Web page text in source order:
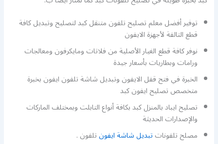
توفير أفضل معلم تصليح تلفون متنقل كبد لتصليح وتبديل كافة
قطع التالفة لأجهزة الايفون
نوفر كافة قطع الغيار الأصلية من فلاتات ومايكرفون ومعالجات
ورامات وبطاريات بأسعار جيدة
الخبرة في فتح قفل الايفون وتبديل شاشة تلفون ايفون بخبرة
متخصص تصليح ايفون كبد
تصليح ايباد بالمنزل كبد بكافة أنواع التابلت وبمختلف الماركات
والإصدارات الحديثة
مصلح تلفوناتتبديل شاشة ايفونتلفون .